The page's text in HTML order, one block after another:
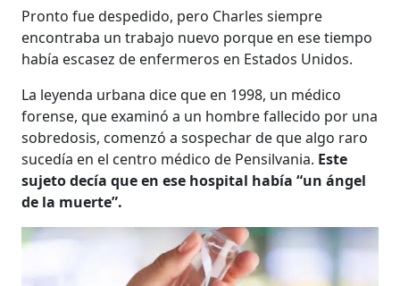
Pronto fue despedido, pero Charles siempre
encontraba un trabajo nuevo porque en ese tiempo
había escasez de enfermeros en Estados Unidos.
La leyenda urbana dice que en 1998, un médico
forense, que examinó a un hombre fallecido por una
sobredosis, comenzó a sospechar de que algo raro
sucedía en el centro médico de Pensilvania. Este
sujeto decía que en ese hospital había “un ángel
de la muerte”.